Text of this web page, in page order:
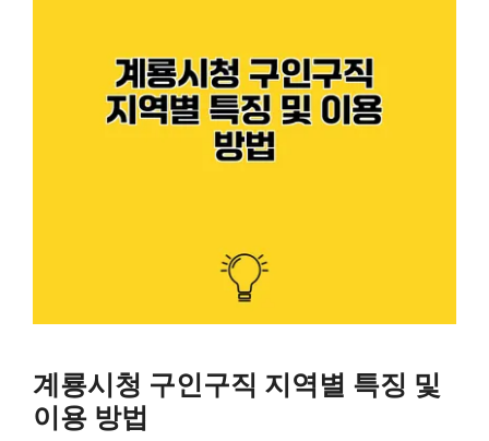
계룡시청 구인구직 지역별 특징 및
이용 방법